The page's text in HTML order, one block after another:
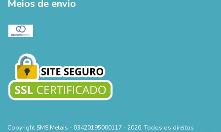
Meios de envio
Copyright SMS Metais - 03420195000117 - 2026. Todos os direitos